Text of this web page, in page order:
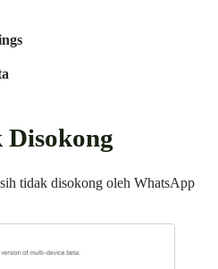
tidak disokong oleh WhatsApp